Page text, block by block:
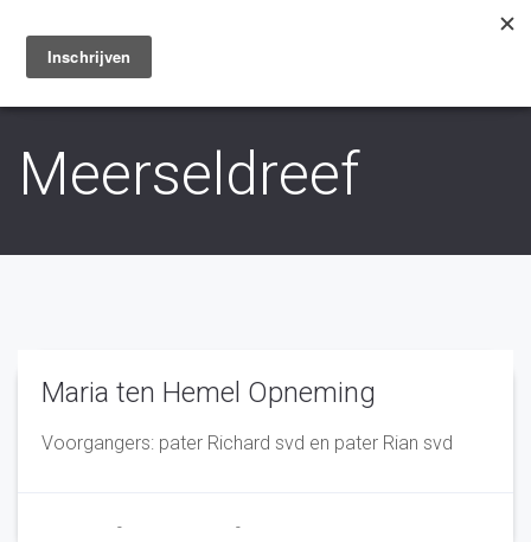
Toggle
navigation
Meerseldreef
Maria ten Hemel Opneming
Voorgangers: pater Richard svd en pater Rian svd
- -